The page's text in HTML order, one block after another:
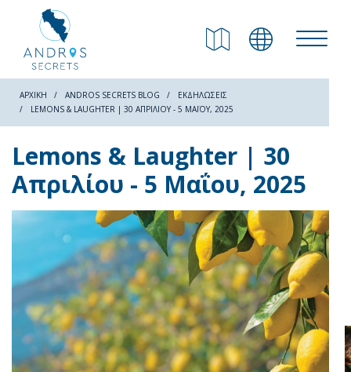
ΕΠΙΣΤΡΟΦΗ
Παραλίες
Φύση
Πολιτισμός
Αξιοθέατα
Μονοπάτια
Χωριά
ΑΡΧΙΚΗ ANDROS SECRETS BLOG
ΕΚΔΗΛΏΣΕΙΣ
LEMONS & LAUGHTER | 30 ΑΠΡΙΛΊΟΥ - 5 ΜΑΪ́ΟΥ, 2025
Lemons & Laughter | 30
Απριλίου - 5 Μαΐου, 2025